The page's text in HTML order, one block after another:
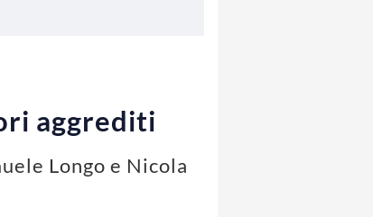
aggrediti
Longo e Nicola